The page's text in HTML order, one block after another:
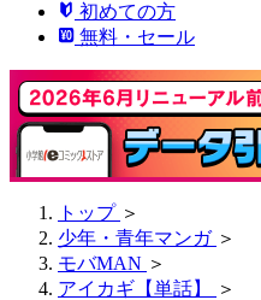
初めての方
無料・セール
トップ ＞
少年・青年マンガ ＞
モバMAN ＞
アイカギ【単話】
＞